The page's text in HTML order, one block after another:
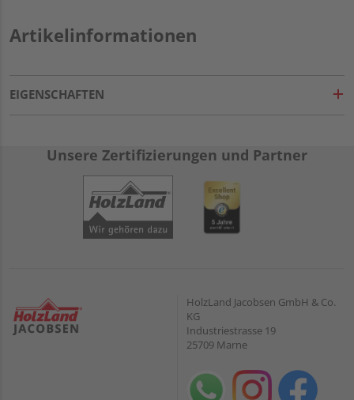
Artikelinformationen
EIGENSCHAFTEN
Unsere Zertifizierungen und Partner
HolzLand Jacobsen GmbH & Co.
KG
Industriestrasse 19
25709 Marne